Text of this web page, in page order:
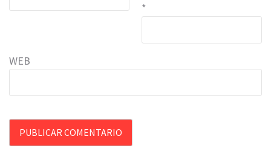
*
WEB